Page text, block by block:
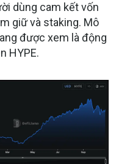
dùng cam kết vốn
giữ và staking. Mô
được xem là động
HYPE.